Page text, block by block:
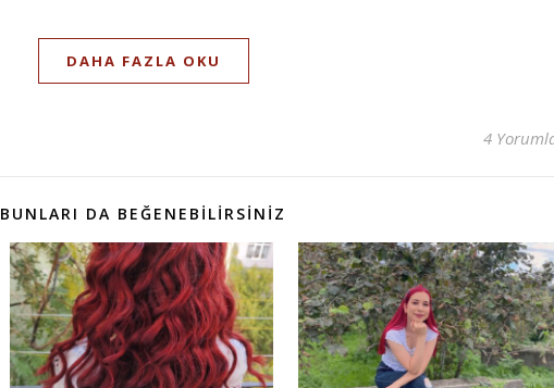
DAHA FAZLA OKU
4
BUNLARI DA BEĞENEBILIRSINIZ